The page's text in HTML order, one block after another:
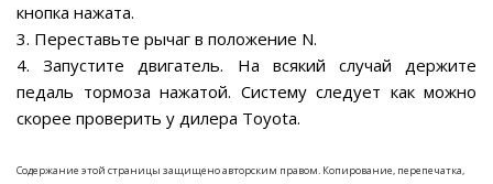
кнопка нажата.
3. Переставьте рычаг в положение N.
4. Запустите двигатель. На всякий случай держите
педаль тормоза нажатой. Систему следует как можно
скорее проверить у дилера Toyota.
Содержание этой страницы защищено авторским правом. Копирование, перепечатка,